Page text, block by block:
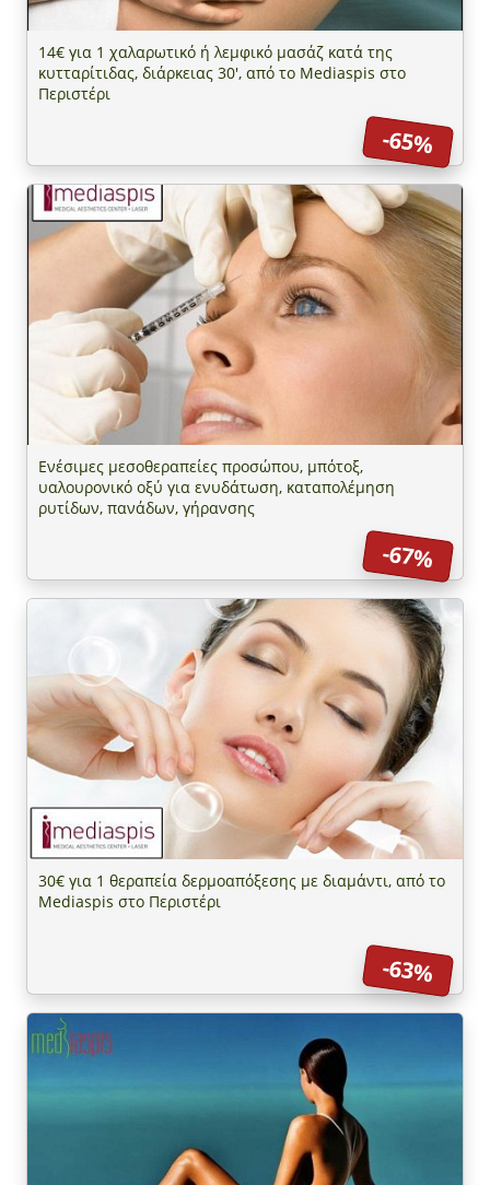
14€ για 1 χαλαρωτικό ή λεμφικό μασάζ κατά της
κυτταρίτιδας, διάρκειας 30', από το Mediaspis στο
Περιστέρι
-65%
Ενέσιμες μεσοθεραπείες προσώπου, μπότοξ,
υαλουρονικό οξύ για ενυδάτωση, καταπολέμηση
ρυτίδων, πανάδων, γήρανσης
-67%
30€ για 1 θεραπεία δερμοαπόξεσης με διαμάντι, από το
Mediaspis στο Περιστέρι
-63%